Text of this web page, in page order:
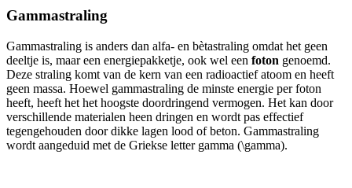
Gammastraling
Gammastraling is anders dan alfa- en bètastraling omdat het geen
deeltje is, maar een energiepakketje, ook wel een foton genoemd.
Deze straling komt van de kern van een radioactief atoom en heeft
geen massa. Hoewel gammastraling de minste energie per foton
heeft, heeft het het hoogste doordringend vermogen. Het kan door
verschillende materialen heen dringen en wordt pas effectief
tegengehouden door dikke lagen lood of beton. Gammastraling
wordt aangeduid met de Griekse letter gamma (\gamma).